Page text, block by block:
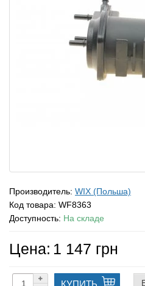
Производитель: WIX (Польша)
Код товара: WF8363
Доступность: На складе
Цена: 1 147 грн
КУПИТЬ